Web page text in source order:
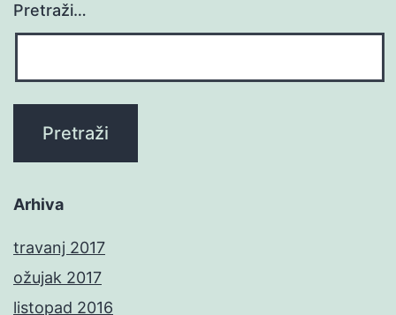
Pretraži…
Arhiva
travanj 2017
ožujak 2017
listopad 2016